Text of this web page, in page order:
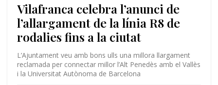
Vilafranca celebra l’anunci de
l’allargament de la línia R8 de
rodalies fins a la ciutat
L’Ajuntament veu amb bons ulls una millora llargament
reclamada per connectar millor l’Alt Penedès amb el Vallès
i la Universitat Autònoma de Barcelona